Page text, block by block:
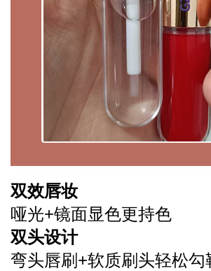
双效唇妆
哑光+镜面显色更持色
双头设计
弯头唇刷+软质刷头轻松勾